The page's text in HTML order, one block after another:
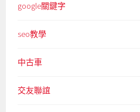
google關鍵字
seo教學
中古車
交友聯誼